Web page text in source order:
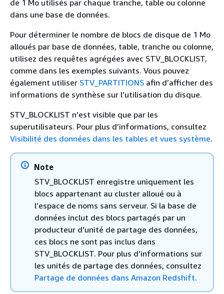
de 1 Mo utilisés par chaque tranche, table ou colonne
dans une base de données.
Pour déterminer le nombre de blocs de disque de 1 Mo
alloués par base de données, table, tranche ou colonne,
utilisez des requêtes agrégées avec STV_BLOCKLIST,
comme dans les exemples suivants. Vous pouvez
également utiliser STV_PARTITIONS afin d’afficher des
informations de synthèse sur l’utilisation du disque.
STV_BLOCKLIST n’est visible que par les
superutilisateurs. Pour plus d’informations, consultez
Visibilité des données dans les tables et vues système.
Note
STV_BLOCKLIST enregistre uniquement les
blocs appartenant au cluster alloué ou à
l’espace de noms sans serveur. Si la base de
données inclut des blocs partagés par un
producteur d’unité de partage des données,
ces blocs ne sont pas inclus dans
STV_BLOCKLIST. Pour plus d’informations sur
les unités de partage des données, consultez
Partage de données dans Amazon Redshift.